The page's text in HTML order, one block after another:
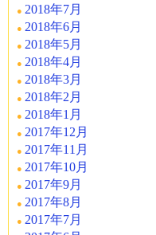
2018年7月
2018年6月
2018年5月
2018年4月
2018年3月
2018年2月
2018年1月
2017年12月
2017年11月
2017年10月
2017年9月
2017年8月
2017年7月